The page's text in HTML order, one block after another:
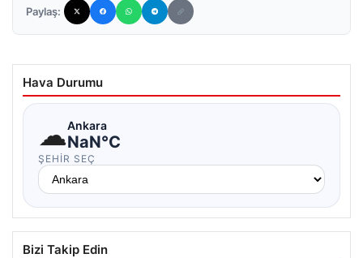
Paylaş:
Hava Durumu
☁Ankara
NaN°C
ŞEHIR SEÇ
Bizi Takip Edin